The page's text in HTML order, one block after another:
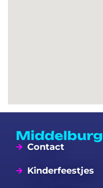
Middelburg
Contact
Kinderfeestjes